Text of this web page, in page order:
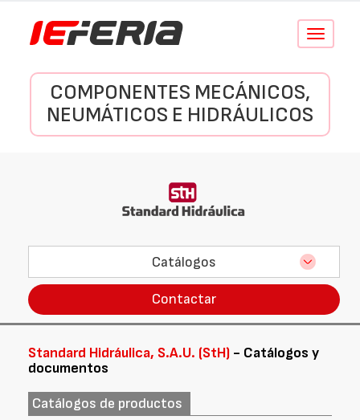
Conmutar
COMPONENTES MECÁNICOS,
NEUMÁTICOS E HIDRÁULICOS
Catálogos
Contactar
Standard Hidráulica, S.A.U. (StH) - Catálogos y
documentos
Catálogos de productos